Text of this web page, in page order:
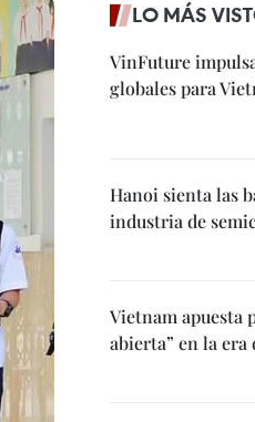
LO MÁS
VinFuture
globales para
Hanoi sienta las
industria de
Vietnam apuesta
abierta” en la era